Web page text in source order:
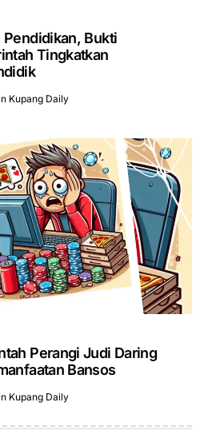
Bukti
Tingkatkan
Kupang Daily
Perangi Judi Daring
Bansos
Kupang Daily